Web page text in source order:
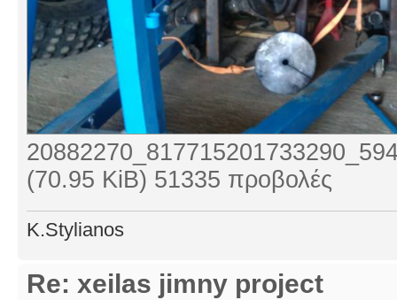
(70.95 KiB) 51335 προβολές
K.Stylianos
Re: xeilas jimny project